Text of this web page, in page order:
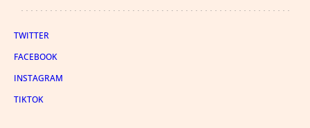
TWITTER
FACEBOOK
INSTAGRAM
TIKTOK